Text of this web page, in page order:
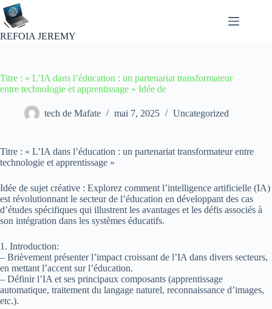
Passer
au
contenu
REFOIA JEREMY
Titre : « L’IA dans l’éducation : un partenariat transformateur
entre technologie et apprentissage » Idée de
tech de Mafate mai 7, 2025 Uncategorized
Titre : « L’IA dans l’éducation : un partenariat transformateur entre
technologie et apprentissage »
Idée de sujet créative : Explorez comment l’intelligence artificielle (IA)
est révolutionnant le secteur de l’éducation en développant des cas
d’études spécifiques qui illustrent les avantages et les défis associés à
son intégration dans les systèmes éducatifs.
1. Introduction:
– Brièvement présenter l’impact croissant de l’IA dans divers secteurs,
en mettant l’accent sur l’éducation.
– Définir l’IA et ses principaux composants (apprentissage
automatique, traitement du langage naturel, reconnaissance d’images,
etc.).